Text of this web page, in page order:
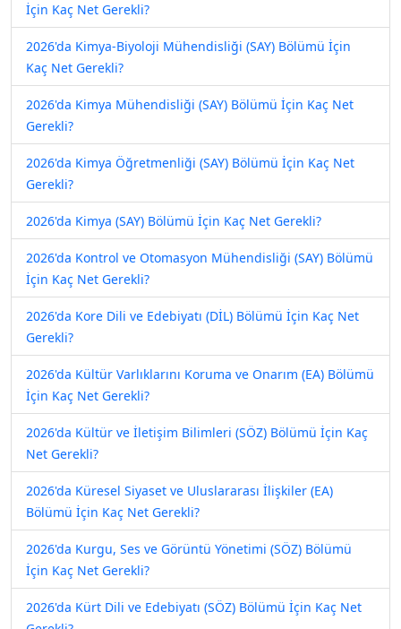
İçin Kaç Net Gerekli?
2026'da Kimya-Biyoloji Mühendisliği (SAY) Bölümü İçin
Kaç Net Gerekli?
2026'da Kimya Mühendisliği (SAY) Bölümü İçin Kaç Net
Gerekli?
2026'da Kimya Öğretmenliği (SAY) Bölümü İçin Kaç Net
Gerekli?
2026'da Kimya (SAY) Bölümü İçin Kaç Net Gerekli?
2026'da Kontrol ve Otomasyon Mühendisliği (SAY) Bölümü
İçin Kaç Net Gerekli?
2026'da Kore Dili ve Edebiyatı (DİL) Bölümü İçin Kaç Net
Gerekli?
2026'da Kültür Varlıklarını Koruma ve Onarım (EA) Bölümü
İçin Kaç Net Gerekli?
2026'da Kültür ve İletişim Bilimleri (SÖZ) Bölümü İçin Kaç
Net Gerekli?
2026'da Küresel Siyaset ve Uluslararası İlişkiler (EA)
Bölümü İçin Kaç Net Gerekli?
2026'da Kurgu, Ses ve Görüntü Yönetimi (SÖZ) Bölümü
İçin Kaç Net Gerekli?
2026'da Kürt Dili ve Edebiyatı (SÖZ) Bölümü İçin Kaç Net